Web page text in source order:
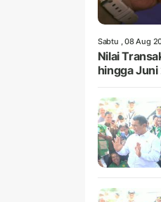
Sabtu , 08 Aug
Nilai
hingga